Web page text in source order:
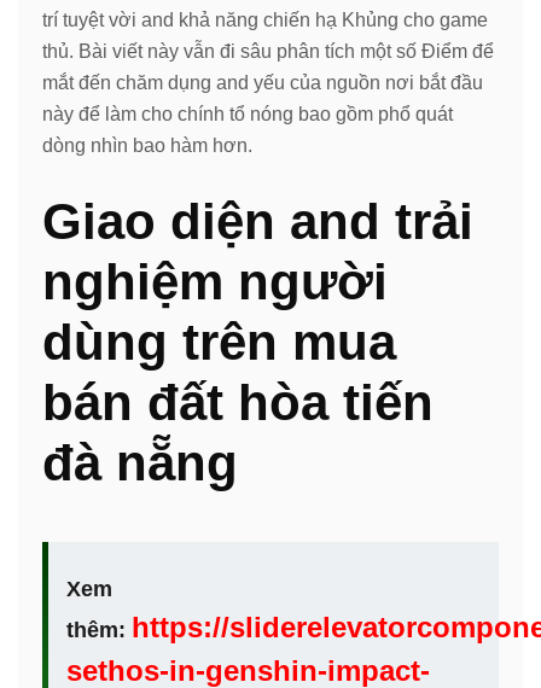
trí tuyệt vời and khả năng chiến hạ Khủng cho game
thủ. Bài viết này vẫn đi sâu phân tích một số Điểm để
mắt đến chăm dụng and yếu của nguồn nơi bắt đầu
này để làm cho chính tổ nóng bao gồm phổ quát
dòng nhìn bao hàm hơn.
Giao diện and trải
nghiệm người
dùng trên mua
bán đất hòa tiến
đà nẵng
Xem
thêm: https://
sethos-in-genshin-impact-